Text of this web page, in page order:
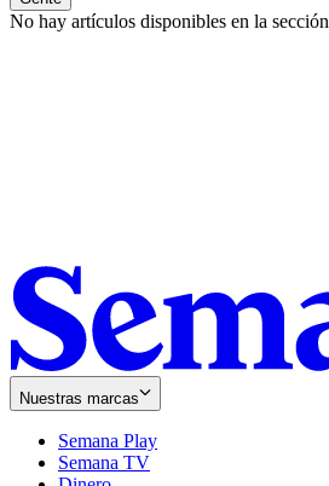
No hay artículos disponibles en la sección
Nuestras marcas
Semana Play
Semana TV